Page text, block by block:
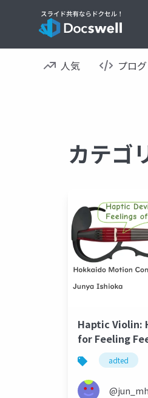
人気 プロ
カテゴ
Haptic Violin:
for Feeling
Musicaladted